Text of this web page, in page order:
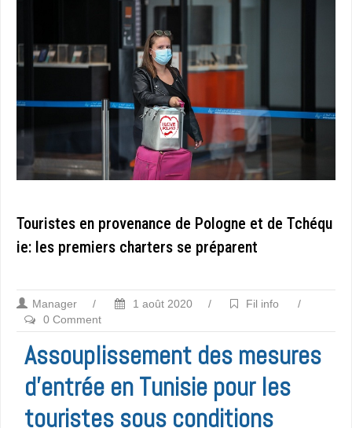
Touristes en provenance de Pologne et de Tchéqu
ie: les premiers charters se préparent
Manager / 1 août 2020 / Fil info
/
0 Comment
Assouplissement des mesures
d’entrée en Tunisie pour les
touristes sous conditions